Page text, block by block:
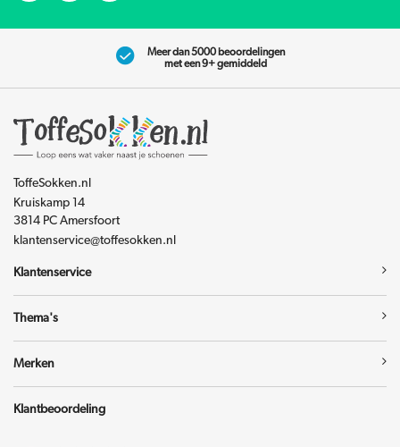
Meer dan 5000 beoordelingen
met een 9+ gemiddeld
ToffeSokken.nl
Kruiskamp 14
3814 PC Amersfoort
klantenservice@toffesokken.nl
Klantenservice
Thema's
Merken
Klantbeoordeling